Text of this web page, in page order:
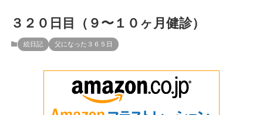
３２０日目（９〜１０ヶ月健診）
絵日記 父になった３６５日